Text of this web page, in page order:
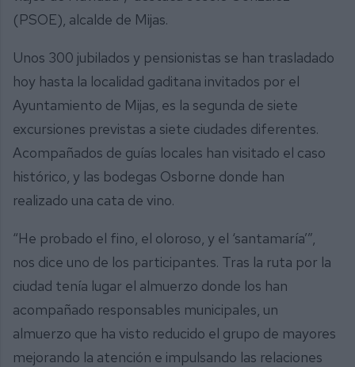
(PSOE), alcalde de Mijas.
Unos 300 jubilados y pensionistas se han trasladado
hoy hasta la localidad gaditana invitados por el
Ayuntamiento de Mijas, es la segunda de siete
excursiones previstas a siete ciudades diferentes.
Acompañados de guías locales han visitado el caso
histórico, y las bodegas Osborne donde han
realizado una cata de vino.
“He probado el fino, el oloroso, y el ‘santamaría’”,
nos dice uno de los participantes. Tras la ruta por la
ciudad tenía lugar el almuerzo donde los han
acompañado responsables municipales, un
almuerzo que ha visto reducido el grupo de mayores
mejorando la atención e impulsando las relaciones